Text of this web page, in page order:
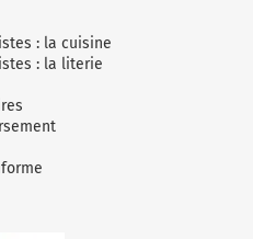
: la cuisine
: la literie